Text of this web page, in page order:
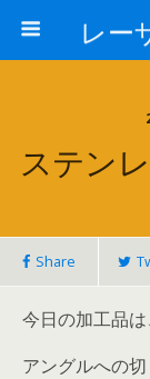
ステン
Share
今日の加工品
アングルへの